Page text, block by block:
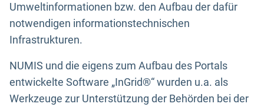
Umweltinformationen bzw. den Aufbau der dafür
notwendigen informationstechnischen
Infrastrukturen.
NUMIS und die eigens zum Aufbau des Portals
entwickelte Software „InGrid®“ wurden u.a. als
Werkzeuge zur Unterstützung der Behörden bei der